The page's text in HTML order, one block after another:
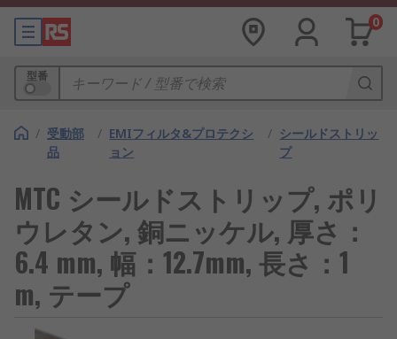
0
型番
/ 受動部
品
/ EMIフィルタ&プロテクシ
ョン
/ シールドストリッ
プ
MTC シールドストリップ, ポリ
ウレタン, 銅ニッケル, 厚さ：
6.4 mm, 幅：12.7mm, 長さ：1
m, テープ